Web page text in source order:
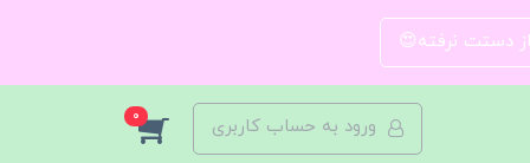
از دستت نرفته😍
ورود به حساب کاربری 0